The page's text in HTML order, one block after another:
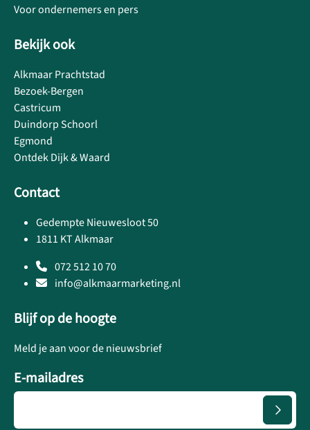
Voor ondernemers en pers
Bekijk ook
Alkmaar Prachtstad
Bezoek-Bergen
Castricum
Duindorp Schoorl
Egmond
Ontdek Dijk & Waard
Contact
Gedempte Nieuwesloot 50
1811 KT Alkmaar
072 512 10 70
info@alkmaarmarketing.nl
Blijf op de hoogte
Meld je aan voor de nieuwsbrief
E-mailadres